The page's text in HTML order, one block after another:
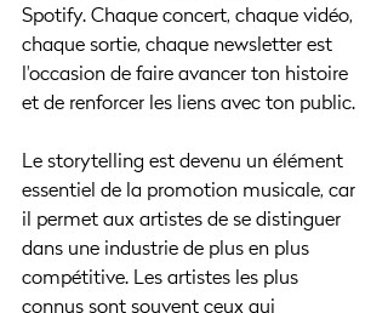
Spotify. Chaque concert, chaque vidéo,
chaque sortie, chaque newsletter est
l'occasion de faire avancer ton histoire
et de renforcer les liens avec ton public.
Le storytelling est devenu un élément
essentiel de la promotion musicale, car
il permet aux artistes de se distinguer
dans une industrie de plus en plus
compétitive. Les artistes les plus
connus sont souvent ceux qui